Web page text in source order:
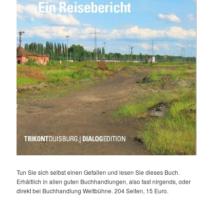
Tun Sie sich selbst einen Gefallen und lesen Sie dieses Buch.
Erhältlich in allen guten Buchhandlungen, also fast nirgends, oder
direkt bei Buchhandlung Weltbühne. 204 Seiten, 15 Euro.